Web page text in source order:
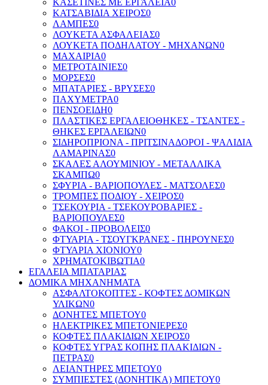
ΚΑΣΕΤΙΝΕΣ ΜΕ ΕΡΓΑΛΕΙΑ0
ΚΑΤΣΑΒΙΔΙΑ ΧΕΙΡΟΣ0
ΛΑΜΠΕΣ0
ΛΟΥΚΕΤΑ ΑΣΦΑΛΕΙΑΣ0
ΛΟΥΚΕΤΑ ΠΟΔΗΛΑΤΟΥ - ΜΗΧΑΝΩΝ0
ΜΑΧΑΙΡΙΑ0
ΜΕΤΡΟΤΑΙΝΙΕΣ0
ΜΟΡΣΕΣ0
ΜΠΑΤΑΡΙΕΣ - ΒΡΥΣΕΣ0
ΠΑΧΥΜΕΤΡΑ0
ΠΕΝΣΟΕΙΔΗ0
ΠΛΑΣΤΙΚΕΣ ΕΡΓΑΛΕΙΟΘΗΚΕΣ - ΤΣΑΝΤΕΣ -
ΘΗΚΕΣ ΕΡΓΑΛΕΙΩΝ0
ΣΙΔΗΡΟΠΡΙΟΝΑ - ΠΡΙΤΣΙΝΑΔΟΡΟΙ - ΨΑΛΙΔΙΑ
ΛΑΜΑΡΙΝΑΣ0
ΣΚΑΛΕΣ ΑΛΟΥΜΙΝΙΟΥ - ΜΕΤΑΛΛΙΚΑ
ΣΚΑΜΠΩ0
ΣΦΥΡΙΑ - ΒΑΡΙΟΠΟΥΛΕΣ - ΜΑΤΣΟΛΕΣ0
ΤΡΟΜΠΕΣ ΠΟΔΙΟΥ - ΧΕΙΡΟΣ0
ΤΣΕΚΟΥΡΙΑ - ΤΣΕΚΟΥΡΟΒΑΡΙΕΣ -
ΒΑΡΙΟΠΟΥΛΕΣ0
ΦΑΚΟΙ - ΠΡΟΒΟΛΕΙΣ0
ΦΤΥΑΡΙΑ - ΤΣΟΥΓΚΡΑΝΕΣ - ΠΗΡΟΥΝΕΣ0
ΦΤΥΑΡΙΑ ΧΙΟΝΙΟΥ0
ΧΡΗΜΑΤΟΚΙΒΩΤΙΑ0
ΕΓΑΛΕΙΑ ΜΠΑΤΑΡΙΑΣ
ΔΟΜΙΚΑ ΜΗΧΑΝΗΜΑΤΑ
ΑΣΦΑΛΤΟΚΟΠΤΕΣ - ΚΟΦΤΕΣ ΔΟΜΙΚΩΝ
ΥΛΙΚΩΝ0
ΔΟΝΗΤΕΣ ΜΠΕΤΟΥ0
ΗΛΕΚΤΡΙΚΕΣ ΜΠΕΤΟΝΙΕΡΕΣ0
ΚΟΦΤΕΣ ΠΛΑΚΙΔΙΩΝ ΧΕΙΡΟΣ0
ΚΟΦΤΕΣ ΥΓΡΑΣ ΚΟΠΗΣ ΠΛΑΚΙΔΙΩΝ -
ΠΕΤΡΑΣ0
ΛΕΙΑΝΤΗΡΕΣ ΜΠΕΤΟΥ0
ΣΥΜΠΙΕΣΤΕΣ (ΔΟΝΗΤΙΚΑ) ΜΠΕΤΟΥ0